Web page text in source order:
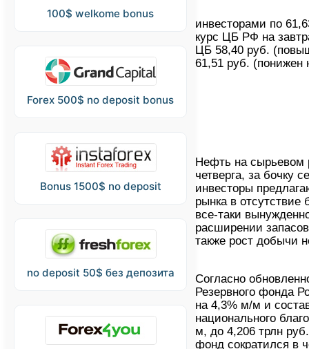
100$ welkome bonus
Forex 500$ no deposit bonus
Bonus 1500$ no deposit
no deposit 50$ без депозита
инвесторами по
курс ЦБ РФ на
ЦБ 58,40 руб.
61,51 руб. (понижен
Нефть на сырьевом
четверга, за бочку
инвесторы
рынка в
все-таки
расширении
также рост добычи
Согласно
Резервного фонда
на 4,3% м/м и
национального
м, до 4,206 трлн
фонд сократился в